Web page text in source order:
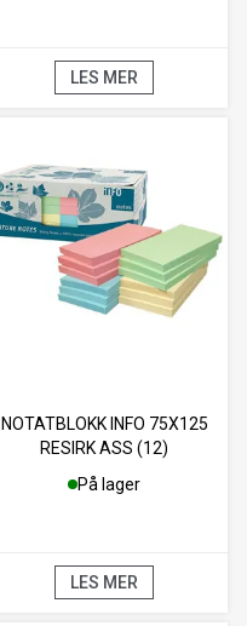
LES MER
NOTATBLOKK INFO 75X125
RESIRK ASS (12)
På lager
LES MER